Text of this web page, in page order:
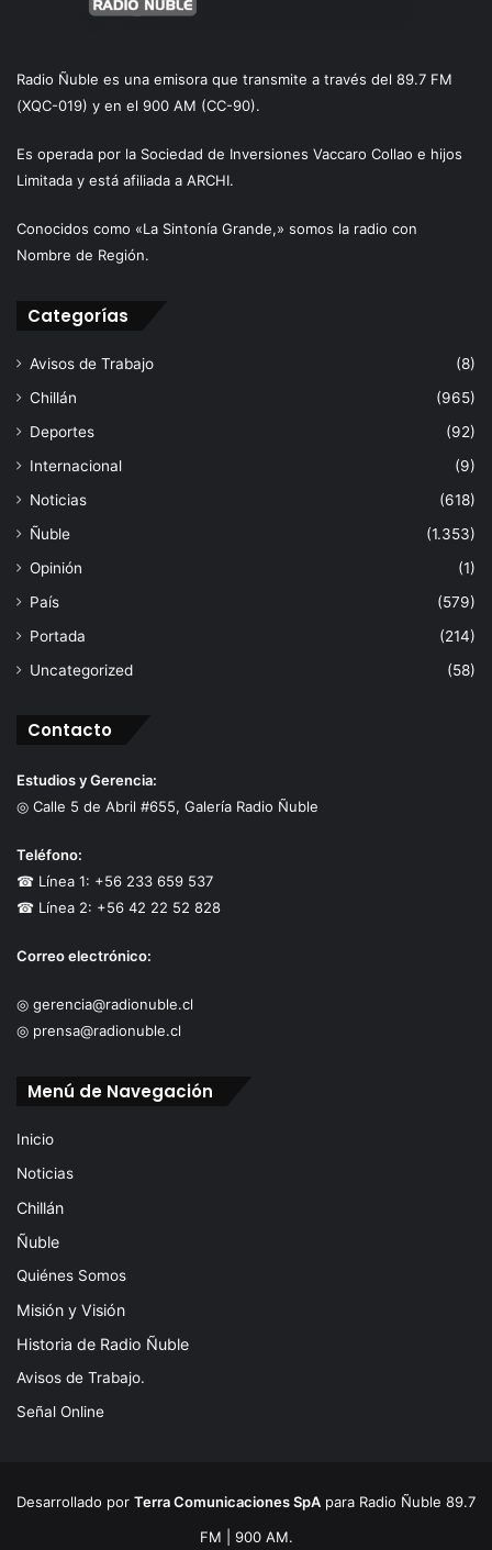
Radio Ñuble es una emisora que transmite a través del 89.7 FM
(XQC-019) y en el 900 AM (CC-90).
Es operada por la Sociedad de Inversiones Vaccaro Collao e hijos
Limitada y está afiliada a ARCHI.
Conocidos como «La Sintonía Grande,» somos la radio con
Nombre de Región.
Categorías
Avisos de Trabajo
(8)
Chillán
(965)
Deportes
(92)
Internacional
(9)
Noticias
(618)
Ñuble
(1.353)
Opinión
(1)
País
(579)
Portada
(214)
Uncategorized
(58)
Contacto
Estudios y Gerencia:
◎ Calle 5 de Abril #655, Galería Radio Ñuble
Teléfono:
☎ Línea 1: +56 233 659 537
☎ Línea 2: +56 42 22 52 828
Correo electrónico:
◎ gerencia@radionuble.cl
◎ prensa@radionuble.cl
Menú de Navegación
Inicio
Noticias
Chillán
Ñuble
Quiénes Somos
Misión y Visión
Historia de Radio Ñuble
Avisos de Trabajo.
Señal Online
Desarrollado por Terra Comunicaciones SpA para Radio Ñuble 89.7
FM | 900 AM.